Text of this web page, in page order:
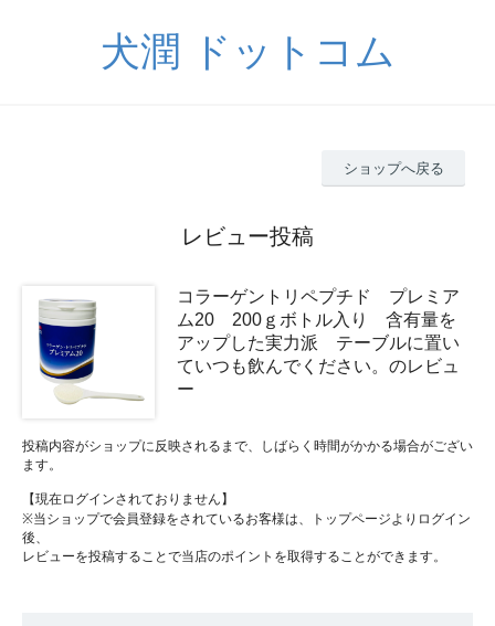
犬潤 ドットコム
ショップへ戻る
レビュー投稿
コラーゲントリペプチド プレミア
ム20 200ｇボトル入り 含有量を
アップした実力派 テーブルに置い
ていつも飲んでください。のレビュ
ー
投稿内容がショップに反映されるまで、しばらく時間がかかる場合がござい
ます。
【現在ログインされておりません】
※当ショップで会員登録をされているお客様は、トップページよりログイン
後、
レビューを投稿することで当店のポイントを取得することができます。